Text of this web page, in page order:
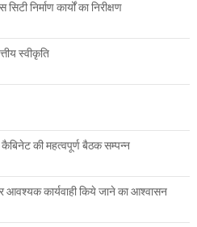
निर्माण कार्यों का निरीक्षण
स्वीकृति
कैबिनेट की महत्वपूर्ण बैठक सम्पन्न
आवश्यक कार्यवाही किये जाने का आश्वासन